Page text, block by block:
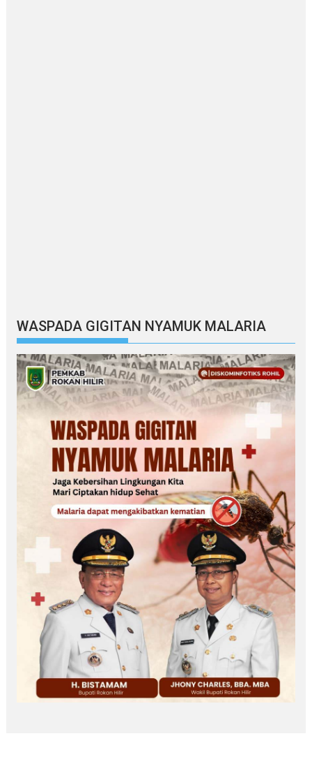
WASPADA GIGITAN NYAMUK MALARIA